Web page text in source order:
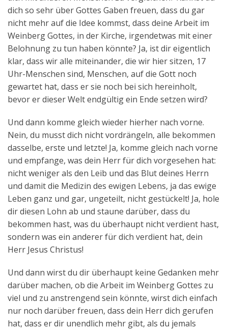
dich so sehr über Gottes Gaben freuen, dass du gar
nicht mehr auf die Idee kommst, dass deine Arbeit im
Weinberg Gottes, in der Kirche, irgendetwas mit einer
Belohnung zu tun haben könnte? Ja, ist dir eigentlich
klar, dass wir alle miteinander, die wir hier sitzen, 17
Uhr-Menschen sind, Menschen, auf die Gott noch
gewartet hat, dass er sie noch bei sich hereinholt,
bevor er dieser Welt endgültig ein Ende setzen wird?
Und dann komme gleich wieder hierher nach vorne.
Nein, du musst dich nicht vordrängeln, alle bekommen
dasselbe, erste und letzte! Ja, komme gleich nach vorne
und empfange, was dein Herr für dich vorgesehen hat:
nicht weniger als den Leib und das Blut deines Herrn
und damit die Medizin des ewigen Lebens, ja das ewige
Leben ganz und gar, ungeteilt, nicht gestückelt! Ja, hole
dir diesen Lohn ab und staune darüber, dass du
bekommen hast, was du überhaupt nicht verdient hast,
sondern was ein anderer für dich verdient hat, dein
Herr Jesus Christus!
Und dann wirst du dir überhaupt keine Gedanken mehr
darüber machen, ob die Arbeit im Weinberg Gottes zu
viel und zu anstrengend sein könnte, wirst dich einfach
nur noch darüber freuen, dass dein Herr dich gerufen
hat, dass er dir unendlich mehr gibt, als du jemals